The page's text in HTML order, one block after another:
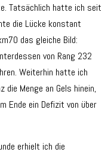
Tatsächlich hatte ich seit
die Lücke konstant
das gleiche Bild:
von Rang 232
Weiterhin hatte ich
Menge an Gels hinein,
Ende ein Defizit von über
erhielt ich die